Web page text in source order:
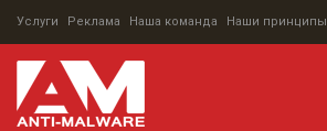
Услуги Реклама Наша команда Наши принципы